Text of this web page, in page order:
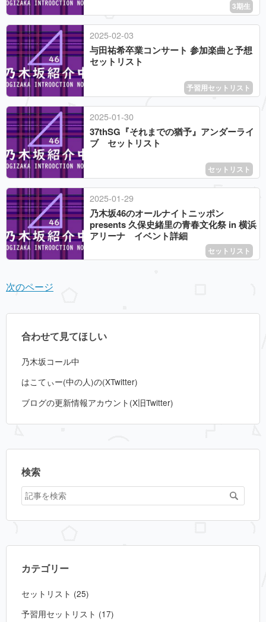
3期生
2025-02-03
与田祐希卒業コンサート 参加楽曲と予想
セットリスト
予習用セットリスト
2025-01-30
37thSG『それまでの猶予』アンダーライ
ブ セットリスト
セットリスト
2025-01-29
乃木坂46のオールナイトニッポン
presents 久保史緒里の青春文化祭 in 横浜
アリーナ イベント詳細
セットリスト
次のページ
合わせて見てほしい
乃木坂コール中
はこてぃー(中の人)の(XTwitter)
ブログの更新情報アカウント(X旧Twitter)
検索
カテゴリー
セットリスト (25)
予習用セットリスト (17)